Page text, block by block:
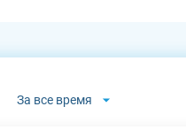
За все время